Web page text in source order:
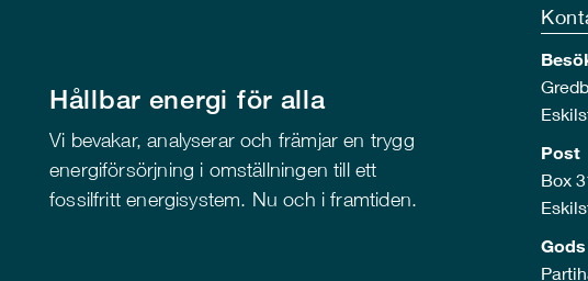
Hållbar energi för alla
Vi bevakar, analyserar och främjar en trygg
energiförsörjning i omställningen till ett
fossilfritt energisystem. Nu och i framtiden.
Post
Box
Gods